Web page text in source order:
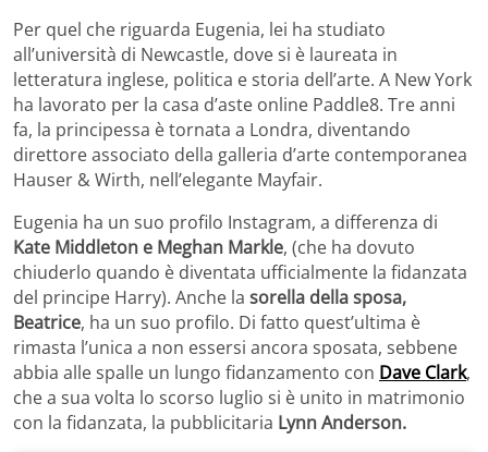
Per quel che riguarda Eugenia, lei ha studiato
all’università di Newcastle, dove si è laureata in
letteratura inglese, politica e storia dell’arte. A New York
ha lavorato per la casa d’aste online Paddle8. Tre anni
fa, la principessa è tornata a Londra, diventando
direttore associato della galleria d’arte contemporanea
Hauser & Wirth, nell’elegante Mayfair.
Eugenia ha un suo profilo Instagram, a differenza di
Kate Middleton e Meghan Markle, (che ha dovuto
chiuderlo quando è diventata ufficialmente la fidanzata
del principe Harry). Anche la sorella della sposa,
Beatrice, ha un suo profilo. Di fatto quest’ultima è
rimasta l’unica a non essersi ancora sposata, sebbene
abbia alle spalle un lungo fidanzamento con Dave Clark,
che a sua volta lo scorso luglio si è unito in matrimonio
con la fidanzata, la pubblicitaria Lynn Anderson.